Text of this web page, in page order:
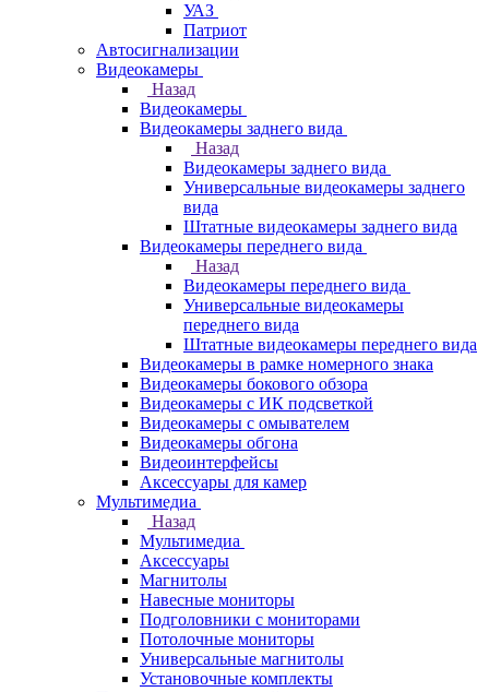
УАЗ
Патриот
Автосигнализации
Видеокамеры
Назад
Видеокамеры
Видеокамеры заднего вида
Назад
Видеокамеры заднего вида
Универсальные видеокамеры заднего
вида
Штатные видеокамеры заднего вида
Видеокамеры переднего вида
Назад
Видеокамеры переднего вида
Универсальные видеокамеры
переднего вида
Штатные видеокамеры переднего вида
Видеокамеры в рамке номерного знака
Видеокамеры бокового обзора
Видеокамеры с ИК подсветкой
Видеокамеры с омывателем
Видеокамеры обгона
Видеоинтерфейсы
Аксессуары для камер
Мультимедиа
Назад
Мультимедиа
Аксессуары
Магнитолы
Навесные мониторы
Подголовники с мониторами
Потолочные мониторы
Универсальные магнитолы
Установочные комплекты